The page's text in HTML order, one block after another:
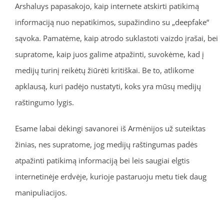
Arshaluys papasakojo, kaip internete atskirti patikimą
informaciją nuo nepatikimos, supažindino su „deepfake“
sąvoka. Pamatėme, kaip atrodo suklastoti vaizdo įrašai, bei
supratome, kaip juos galime atpažinti, suvokėme, kad į
medijų turinį reikėtų žiūrėti kritiškai. Be to, atlikome
apklausą, kuri padėjo nustatyti, koks yra mūsų medijų
raštingumo lygis.
Esame labai dėkingi savanorei iš Armėnijos už suteiktas
žinias, nes supratome, jog medijų raštingumas padės
atpažinti patikimą informaciją bei leis saugiai elgtis
internetinėje erdvėje, kurioje pastaruoju metu tiek daug
manipuliacijos.